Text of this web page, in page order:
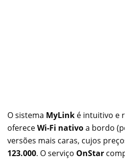
O sistema MyLink é intuitivo e
ofereceWi-Fi nativoa bordo
versões mais caras, cujos
123.000. O serviço OnStar